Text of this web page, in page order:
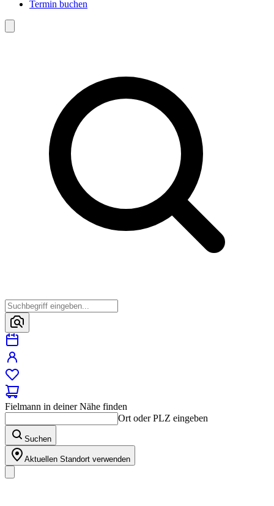
Termin buchen
Fielmann in deiner Nähe finden
Ort oder PLZ eingeben
Suchen
Aktuellen Standort verwenden